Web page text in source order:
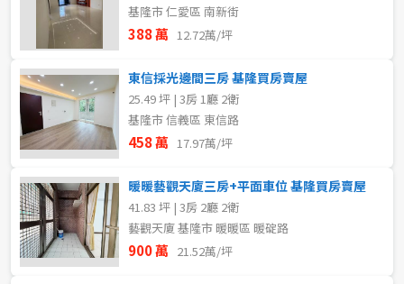
基隆市 仁愛區 南新街
388 萬 12.72萬/坪
東信採光邊間三房 基隆買房賣屋
25.49 坪 | 3房 1廳 2衛
基隆市 信義區 東信路
458 萬 17.97萬/坪
暖暖藝觀天廈三房+平面車位 基隆買房賣屋
41.83 坪 | 3房 2廳 2衛
藝觀天廈 基隆市 暖暖區 暖碇路
900 萬 21.52萬/坪